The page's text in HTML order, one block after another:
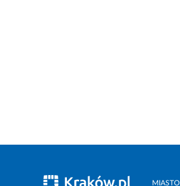
MIASTO